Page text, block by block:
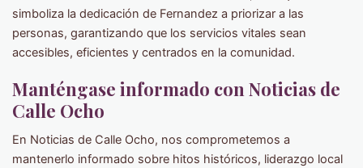
simboliza la dedicación de Fernandez a priorizar a las
personas, garantizando que los servicios vitales sean
accesibles, eficientes y centrados en la comunidad.
Manténgase informado con Noticias de
Calle Ocho
En Noticias de Calle Ocho, nos comprometemos a
mantenerlo informado sobre hitos históricos, liderazgo local